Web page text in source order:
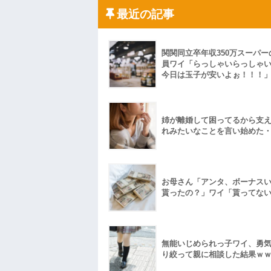
ハードオフに売っていた4万4000円のフ
「こんな高いの？ｗｗ」「逆に超安い」
たから、開けてみようとしただけ☆』義兄
果・・・
私「初めて飲む味だけどなんのお茶？」
【GIF】JSのカンチョーワロタ
後続車にクラクションを鳴らされ彼氏が
【衝撃】報酬100万円超の治験募集がこ
【ネット騒然】惨殺されたタワマン頂き
ｗｗｗｗｗｗｗｗｗｗ
【愕然】白のクラウン俺氏、高速道路左
百年の恋12-899 食べた量を張り合って
【悲報】佐藤輝明・・・２軍でも盛大
最近の記事
関関同立卒年収350万スーパー
員ワイ「らっしゃいらっしゃ
今日は玉子が安いよぉ！！！
姉が離婚して困ってるから支
れみたいなことを言い始めた
お母さん「アンタ、ボーナス
貰ったの？」ワイ「貰ってな
無能いじめられっ子ワイ、勇
り絞って親に相談した結果ｗ